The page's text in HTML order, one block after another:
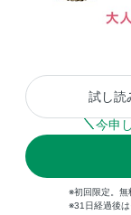
試し読
今申
※初回限定。無
※31日経過後は